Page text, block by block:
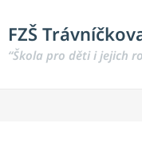
FZŠ
“Škola pro děti i jejich